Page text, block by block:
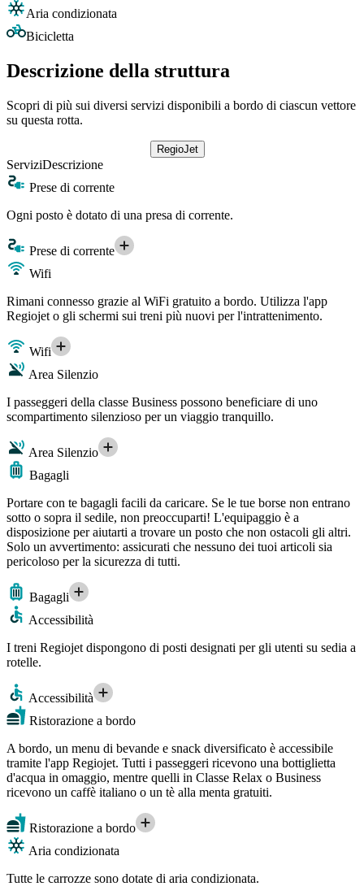
Aria condizionata
Bicicletta
Descrizione della struttura
Scopri di più sui diversi servizi disponibili a bordo di ciascun vettore
su questa rotta.
RegioJet
ServiziDescrizione
Prese di corrente
Ogni posto è dotato di una presa di corrente.
Prese di corrente
Wifi
Rimani connesso grazie al WiFi gratuito a bordo. Utilizza l'app
Regiojet o gli schermi sui treni più nuovi per l'intrattenimento.
Wifi
Area Silenzio
I passeggeri della classe Business possono beneficiare di uno
scompartimento silenzioso per un viaggio tranquillo.
Area Silenzio
Bagagli
Portare con te bagagli facili da caricare. Se le tue borse non entrano
sotto o sopra il sedile, non preoccuparti! L'equipaggio è a
disposizione per aiutarti a trovare un posto che non ostacoli gli altri.
Solo un avvertimento: assicurati che nessuno dei tuoi articoli sia
pericoloso per la sicurezza di tutti.
Bagagli
Accessibilità
I treni Regiojet dispongono di posti designati per gli utenti su sedia a
rotelle.
Accessibilità
Ristorazione a bordo
A bordo, un menu di bevande e snack diversificato è accessibile
tramite l'app Regiojet. Tutti i passeggeri ricevono una bottiglietta
d'acqua in omaggio, mentre quelli in Classe Relax o Business
ricevono un caffè italiano o un tè alla menta gratuiti.
Ristorazione a bordo
Aria condizionata
Tutte le carrozze sono dotate di aria condizionata.